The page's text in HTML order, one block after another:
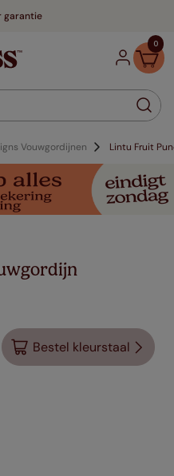
garantie
0
Vouwgordijnen Lintu Fruit
Bestel kleurstaal